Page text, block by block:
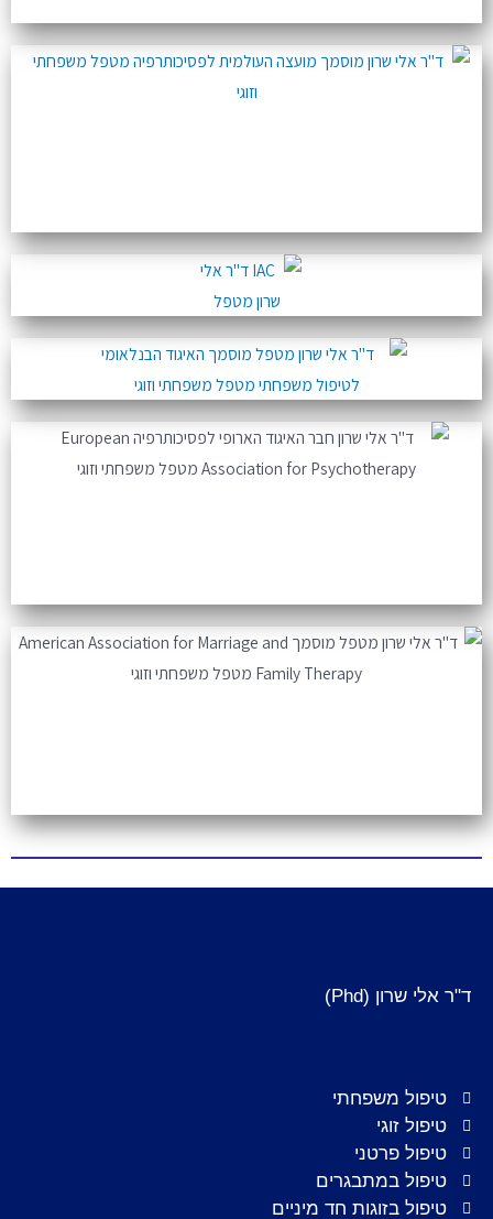
ד"ר אלי שרון (Phd)
טיפול משפחתי
טיפול זוגי
טיפול פרטני
טיפול במתבגרים
טיפול בזוגות חד מיניים